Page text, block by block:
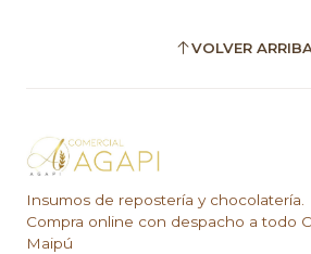
VOLVER
Insumos de repostería y chocolatería.
Compra online con despacho a todo
Maipú